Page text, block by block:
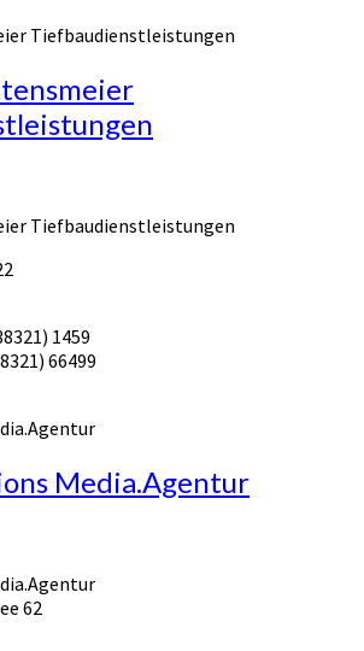
Tiefbaudienstleistungen
Tiefbaudienstleistungen
1459
66499
Media.Agentur
62